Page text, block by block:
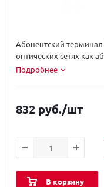
Абонентский терминал
оптических сетях как
Подробнее
832 руб./шт
В корзину